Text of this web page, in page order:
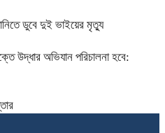
ডুবে দুই ভাইয়ের মৃত্যু
উদ্ধার অভিযান পরিচালনা হবে: